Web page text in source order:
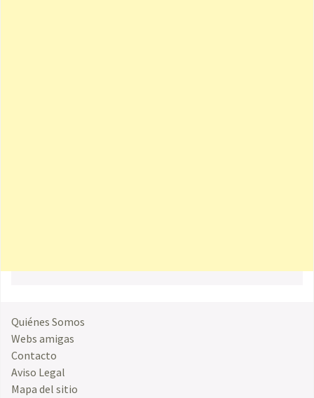
Quiénes Somos
Webs amigas
Contacto
Aviso Legal
Mapa del sitio